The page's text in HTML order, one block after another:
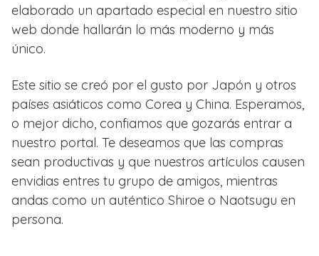
elaborado un apartado especial en nuestro sitio
web donde hallarán lo más moderno y más
único.
Este sitio se creó por el gusto por Japón y otros
países asiáticos como Corea y China. Esperamos,
o mejor dicho, confiamos que gozarás entrar a
nuestro portal. Te deseamos que las compras
sean productivas y que nuestros artículos causen
envidias entres tu grupo de amigos, mientras
andas como un auténtico Shiroe o Naotsugu en
persona.